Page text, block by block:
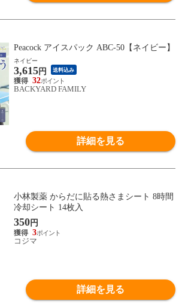
Peacock アイスパック ABC-50【ネイビー】
ネイビー
3,615円 送料込み
32
BACKYARD FAMILY
詳細を見る
小林製薬 からだに貼る熱さまシート 8時間
冷却シート 14枚入
350円
3
コジマ
詳細を見る